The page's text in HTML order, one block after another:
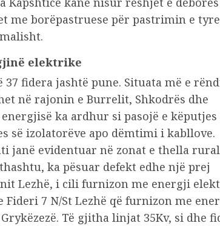
me borëpastruese për pastrimin e
elektrike
37 fidera jashtë pune. Situata më e
në rajonin e Burrelit, Shkodrës dhe
ka ardhur si pasojë e këputjes
së izolatorëve apo dëmtimi i kabllove.
janë evidentuar në zonat e thella
ka pësuar defekt edhe një prej
Lezhë, i cili furnizon me energji
Fideri 7 N/St Lezhë që furnizon me
Të gjitha linjat 35Kv, si dhe